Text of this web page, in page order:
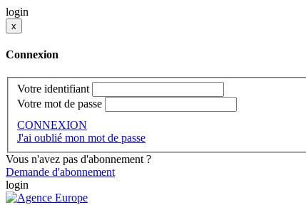
login
x
Connexion
Votre identifiant
Votre mot de passe
CONNEXION
J'ai oublié mon mot de passe
Vous n'avez pas d'abonnement ?
Demande d'abonnement
login